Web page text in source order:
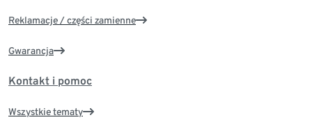
Reklamacje / części zamienne
Gwarancja
Kontakt i pomoc
Wszystkie tematy